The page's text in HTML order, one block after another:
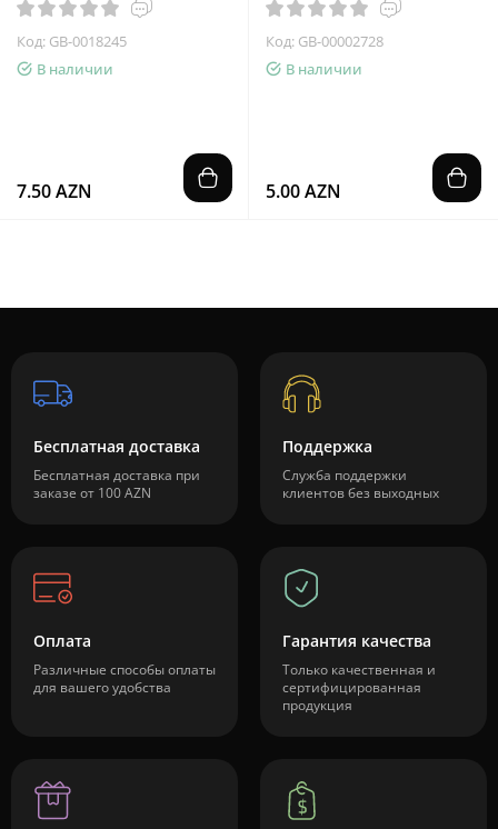
Код: GB-0018245
В наличии
7.50 AZN
Код: GB-00002728
В наличии
5.00 AZN
Бесплатная доставка
Бесплатная доставка при
заказе от 100 AZN
Поддержка
Служба поддержки
клиентов без выходных
Оплата
Различные способы оплаты
для вашего удобства
Гарантия качества
Только качественная и
сертифицированная
продукция